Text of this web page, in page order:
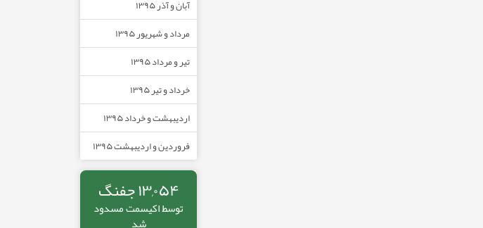
آبان و آذر ۱۳۹۵
مرداد و شهریور ۱۳۹۵
تیر و مرداد ۱۳۹۵
خرداد و تیر ۱۳۹۵
اردیبهشت و خرداد ۱۳۹۵
فروردین و اردیبهشت ۱۳۹۵
۱۳,۰۵۴ جفنگ
توسط اکیسمت مسدود
شد